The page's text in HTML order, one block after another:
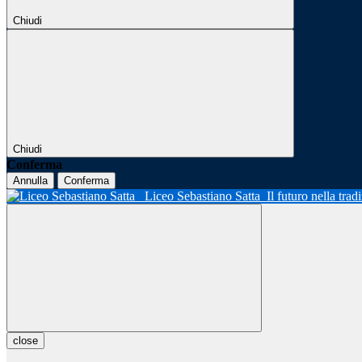
Chiudi
Chiudi
Conferma
Annulla Conferma
Liceo Sebastiano Satta Il futuro nella
close